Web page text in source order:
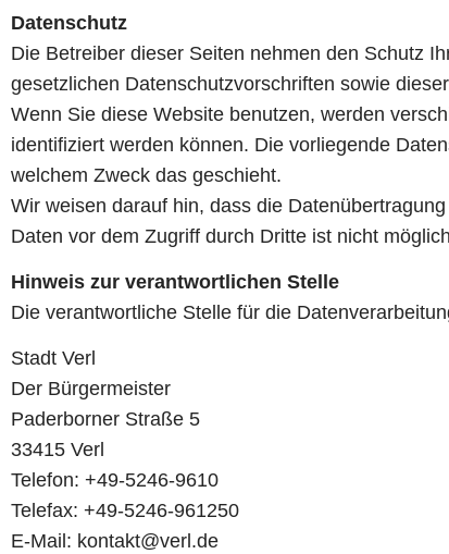
Datenschutz
Die Betreiber dieser Seiten nehmen den Schutz
gesetzlichen Datenschutzvorschriften sowie
Wenn Sie diese Website benutzen, werden
identifiziert werden können. Die vorliegende
welchem Zweck das geschieht.
Wir weisen darauf hin, dass die
Daten vor dem Zugriff durch Dritte ist nicht
Hinweis zur verantwortlichen Stelle
Die verantwortliche Stelle für die
Stadt Verl
Der Bürgermeister
Paderborner Straße 5
33415 Verl
Telefon: +49-5246-9610
Telefax: +49-5246-961250
E-Mail: kontakt@verl.de